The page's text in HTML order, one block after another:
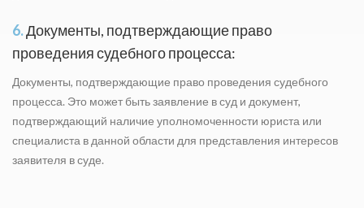
6.Документы, подтверждающие право
проведения судебного процесса:
Документы, подтверждающие право проведения судебного
процесса. Это может быть заявление в суд и документ,
подтверждающий наличие уполномоченности юриста или
специалиста в данной области для представления интересов
заявителя в суде.